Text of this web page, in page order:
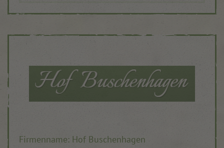
Firmenname: Hof Buschenhagen